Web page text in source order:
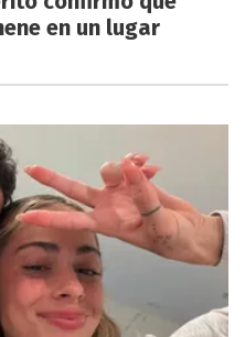
en un lugar